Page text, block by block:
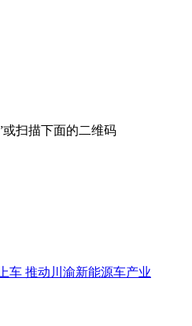
或扫描下面的二维码
车 推动川渝新能源车产业